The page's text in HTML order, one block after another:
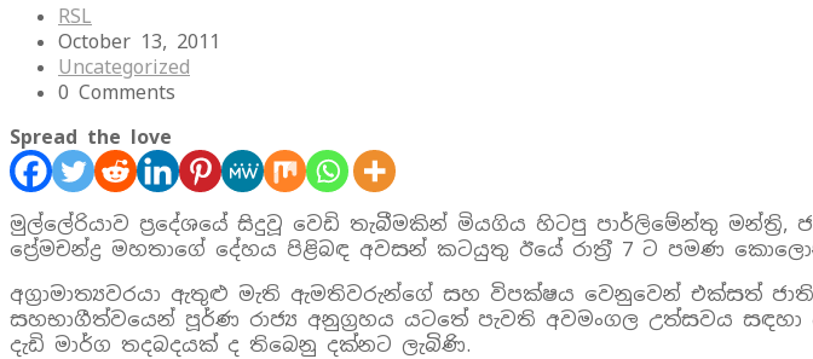
RSL
October 13, 2011
Uncategorized
0 Comments
Spread the love
මුල්ලේරියාව ප‍්‍රදේශයේ සිදුවූ වෙඩි තැබීමකින් මියගිය හිටපු පාර්ලිමේන්තු
ප්‍රේමචන්ද්‍ර මහතාගේ දේහය පිළිබඳ අවසන් කටයුතු ඊයේ රාත‍්‍රී 7 ට පමණ
අග‍්‍රාමාත්‍යවරයා ඇතුළු මැති ඇමතිවරුන්ගේ සහ විපක්ෂය වෙනුවෙන් එක්සත්
සහභාගීත්වයෙන් පූර්ණ රාජ්‍ය අනුග්‍රහය යටතේ පැවති අවමංගල උත්සවය
දැඩි මාර්ග තදබදයක් ද තිබෙනු දක්නට ලැබිණි.